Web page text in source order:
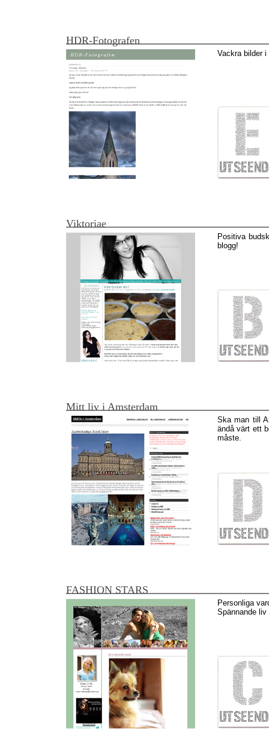
HDR-Fotografen
Vackra bilder
Viktoriae
Positiva
blogg!
Mitt liv i Amsterdam
Ska man till
ändå värt ett
måste.
FASHION STARS
Personliga
Spännande